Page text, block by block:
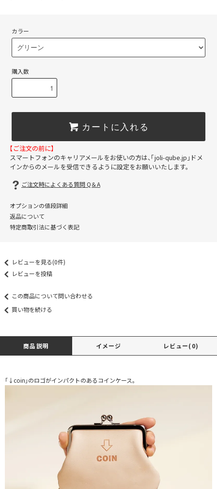
カラー
購入数
カートに入れる
【ご注文の前に】
スマートフォンのキャリアメールをお使いの方は、「joli-qube.jp」ドメ
インからのメールを受信できるように設定をお願いいたします。
ご注文時によくある質問 Q＆A
オプションの値段詳細
返品について
特定商取引法に基づく表記
レビューを見る(0件)
レビューを投稿
この商品について問い合わせる
買い物を続ける
商品説明 イメージ レビュー(0)
「↓coin」のロゴがインパクトのあるコインケース。